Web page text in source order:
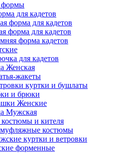
формы
для кадетов
форма для кадетов
форма для кадетов
форма кадетов
для кадетов
Женская
жакеты
куртки и бушлаты
и брюки
Женские
Мужская
и кителя
костюмы
куртки и ветровки
форменные